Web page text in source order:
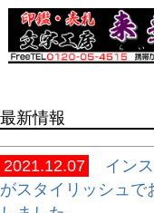
最新情報
2021.12.07
インス
がスタイリッシュで
商品タグ
セール
翌日発送
在庫なし商品
在庫なし商